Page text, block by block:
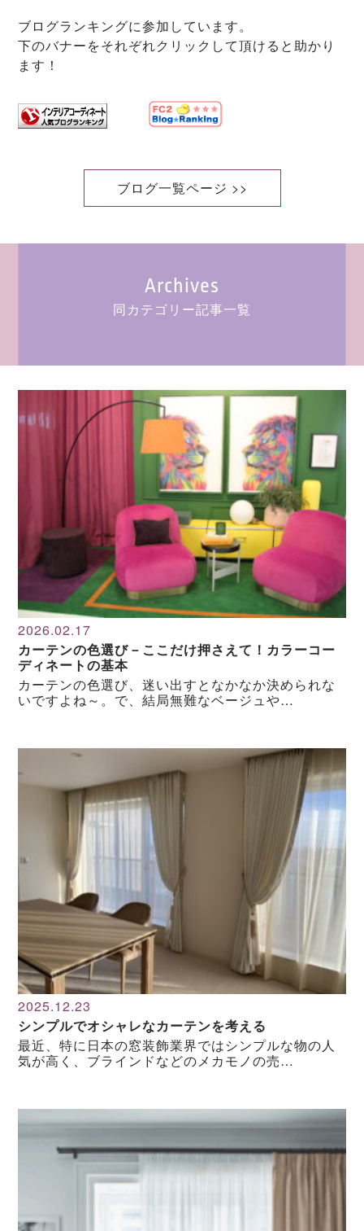
ブログランキングに参加しています。
下のバナーをそれぞれクリックして頂けると助かり
ます！
ブログ一覧ページ >>
Archives
同カテゴリー記事一覧
2026.02.17
カーテンの色選び－ここだけ押さえて！カラーコー
ディネートの基本
カーテンの色選び、迷い出すとなかなか決められな
いですよね～。で、結局無難なベージュや…
2025.12.23
シンプルでオシャレなカーテンを考える
最近、特に日本の窓装飾業界ではシンプルな物の人
気が高く、ブラインドなどのメカモノの売…